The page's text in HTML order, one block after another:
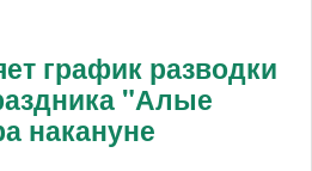
график разводки
"Алые
накануне